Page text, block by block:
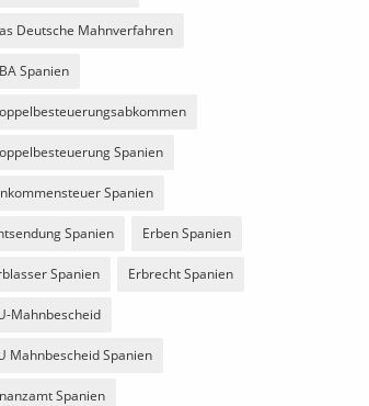
Deutsche Mahnverfahren
Spanien
Spanien
Spanien
Spanien Erben Spanien
Spanien Erbrecht Spanien
Mahnbescheid
Mahnbescheid Spanien
Spanien